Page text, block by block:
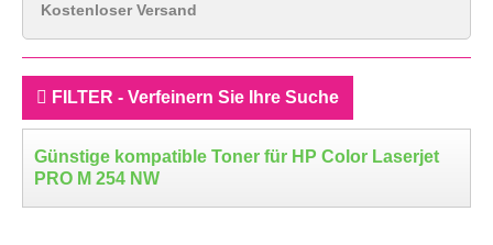
Kostenloser Versand
FILTER - Verfeinern Sie Ihre Suche
Günstige kompatible Toner für HP Color Laserjet
PRO M 254 NW